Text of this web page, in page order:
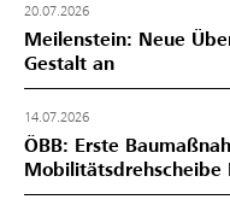
20.07.2026
Meilenstein: Neue
Gestalt an
14.07.2026
ÖBB: Erste
Mobilitätsdrehscheibe